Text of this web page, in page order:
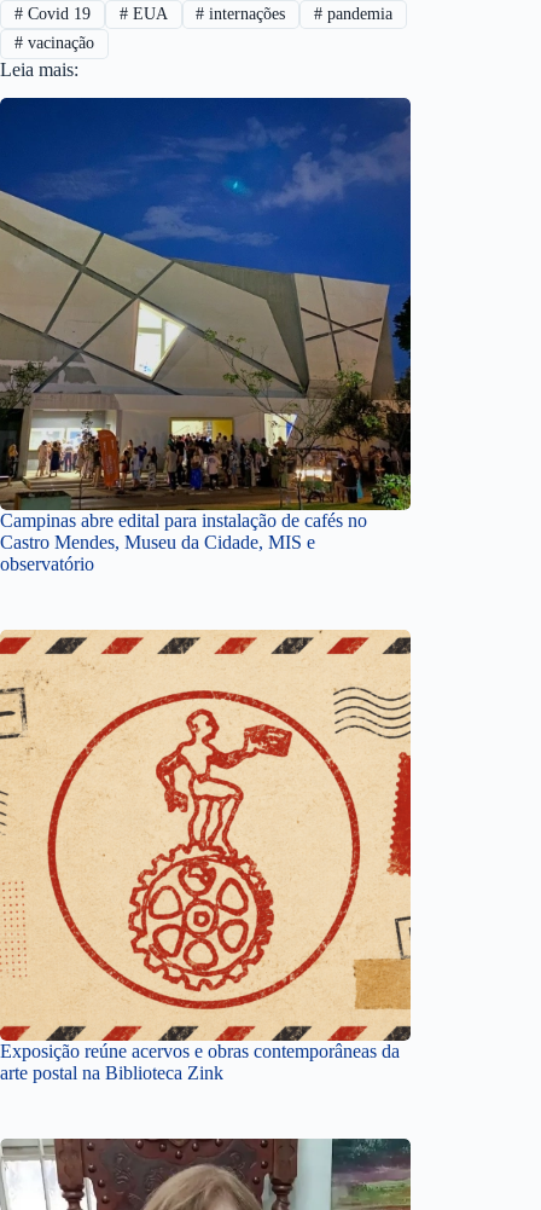
#Covid 19 #EUA # internações # pandemia
#vacinação
Leia mais:
Campinas abre edital para instalação de cafés no
Castro Mendes, Museu da Cidade, MIS e
observatório
Exposição reúne acervos e obras contemporâneas da
arte postal na Biblioteca Zink